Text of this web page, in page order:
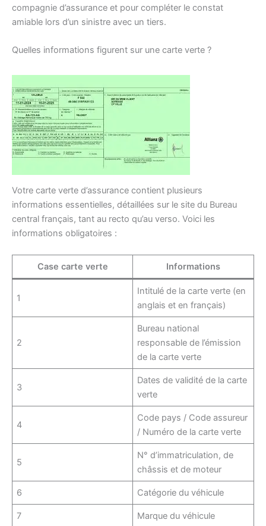
compagnie d’assurance et pour compléter le constat
amiable lors d’un sinistre avec un tiers.
Quelles informations figurent sur une carte verte ?
Votre carte verte d’assurance contient plusieurs
informations essentielles, détaillées sur le site du Bureau
central français, tant au recto qu’au verso. Voici les
informations obligatoires :
Case carte verte Informations
1
Intitulé de la carte verte (en
anglais et en français)
2
Bureau national
responsable de l’émission
de la carte verte
3
Dates de validité de la carte
verte
4
Code pays / Code assureur
/ Numéro de la carte verte
5
N° d’immatriculation, de
châssis et de moteur
6 Catégorie du véhicule
7 Marque du véhicule